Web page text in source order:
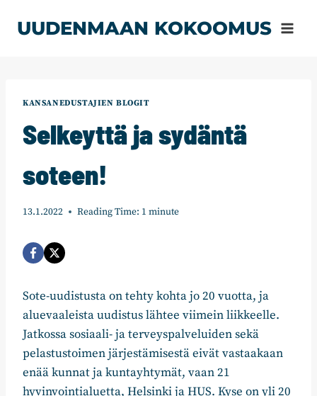
sisältöön
UUDENMAAN KOKOOMUS
KANSANEDUSTAJIEN BLOGIT
Selkeyttä ja sydäntä
soteen!
13.1.2022 Reading Time: 1 minute
Sote-uudistusta on tehty kohta jo 20 vuotta, ja
aluevaaleista uudistus lähtee viimein liikkeelle.
Jatkossa sosiaali- ja terveyspalveluiden sekä
pelastustoimen järjestämisestä eivät vastaakaan
enää kunnat ja kuntayhtymät, vaan 21
hyvinvointialuetta, Helsinki ja HUS. Kyse on yli 20